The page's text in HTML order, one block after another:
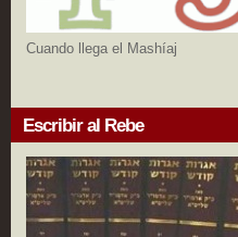
Cuando llega el Mashíaj
Escribir al Rebe